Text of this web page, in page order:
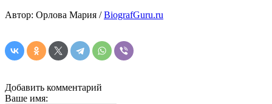
Автор: Орлова Мария /BiografGuru.ru
Добавить комментарий
Ваше имя: